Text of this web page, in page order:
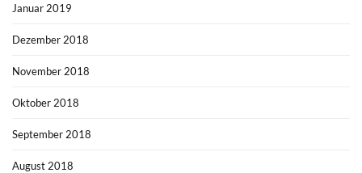
Januar 2019
Dezember 2018
November 2018
Oktober 2018
September 2018
August 2018